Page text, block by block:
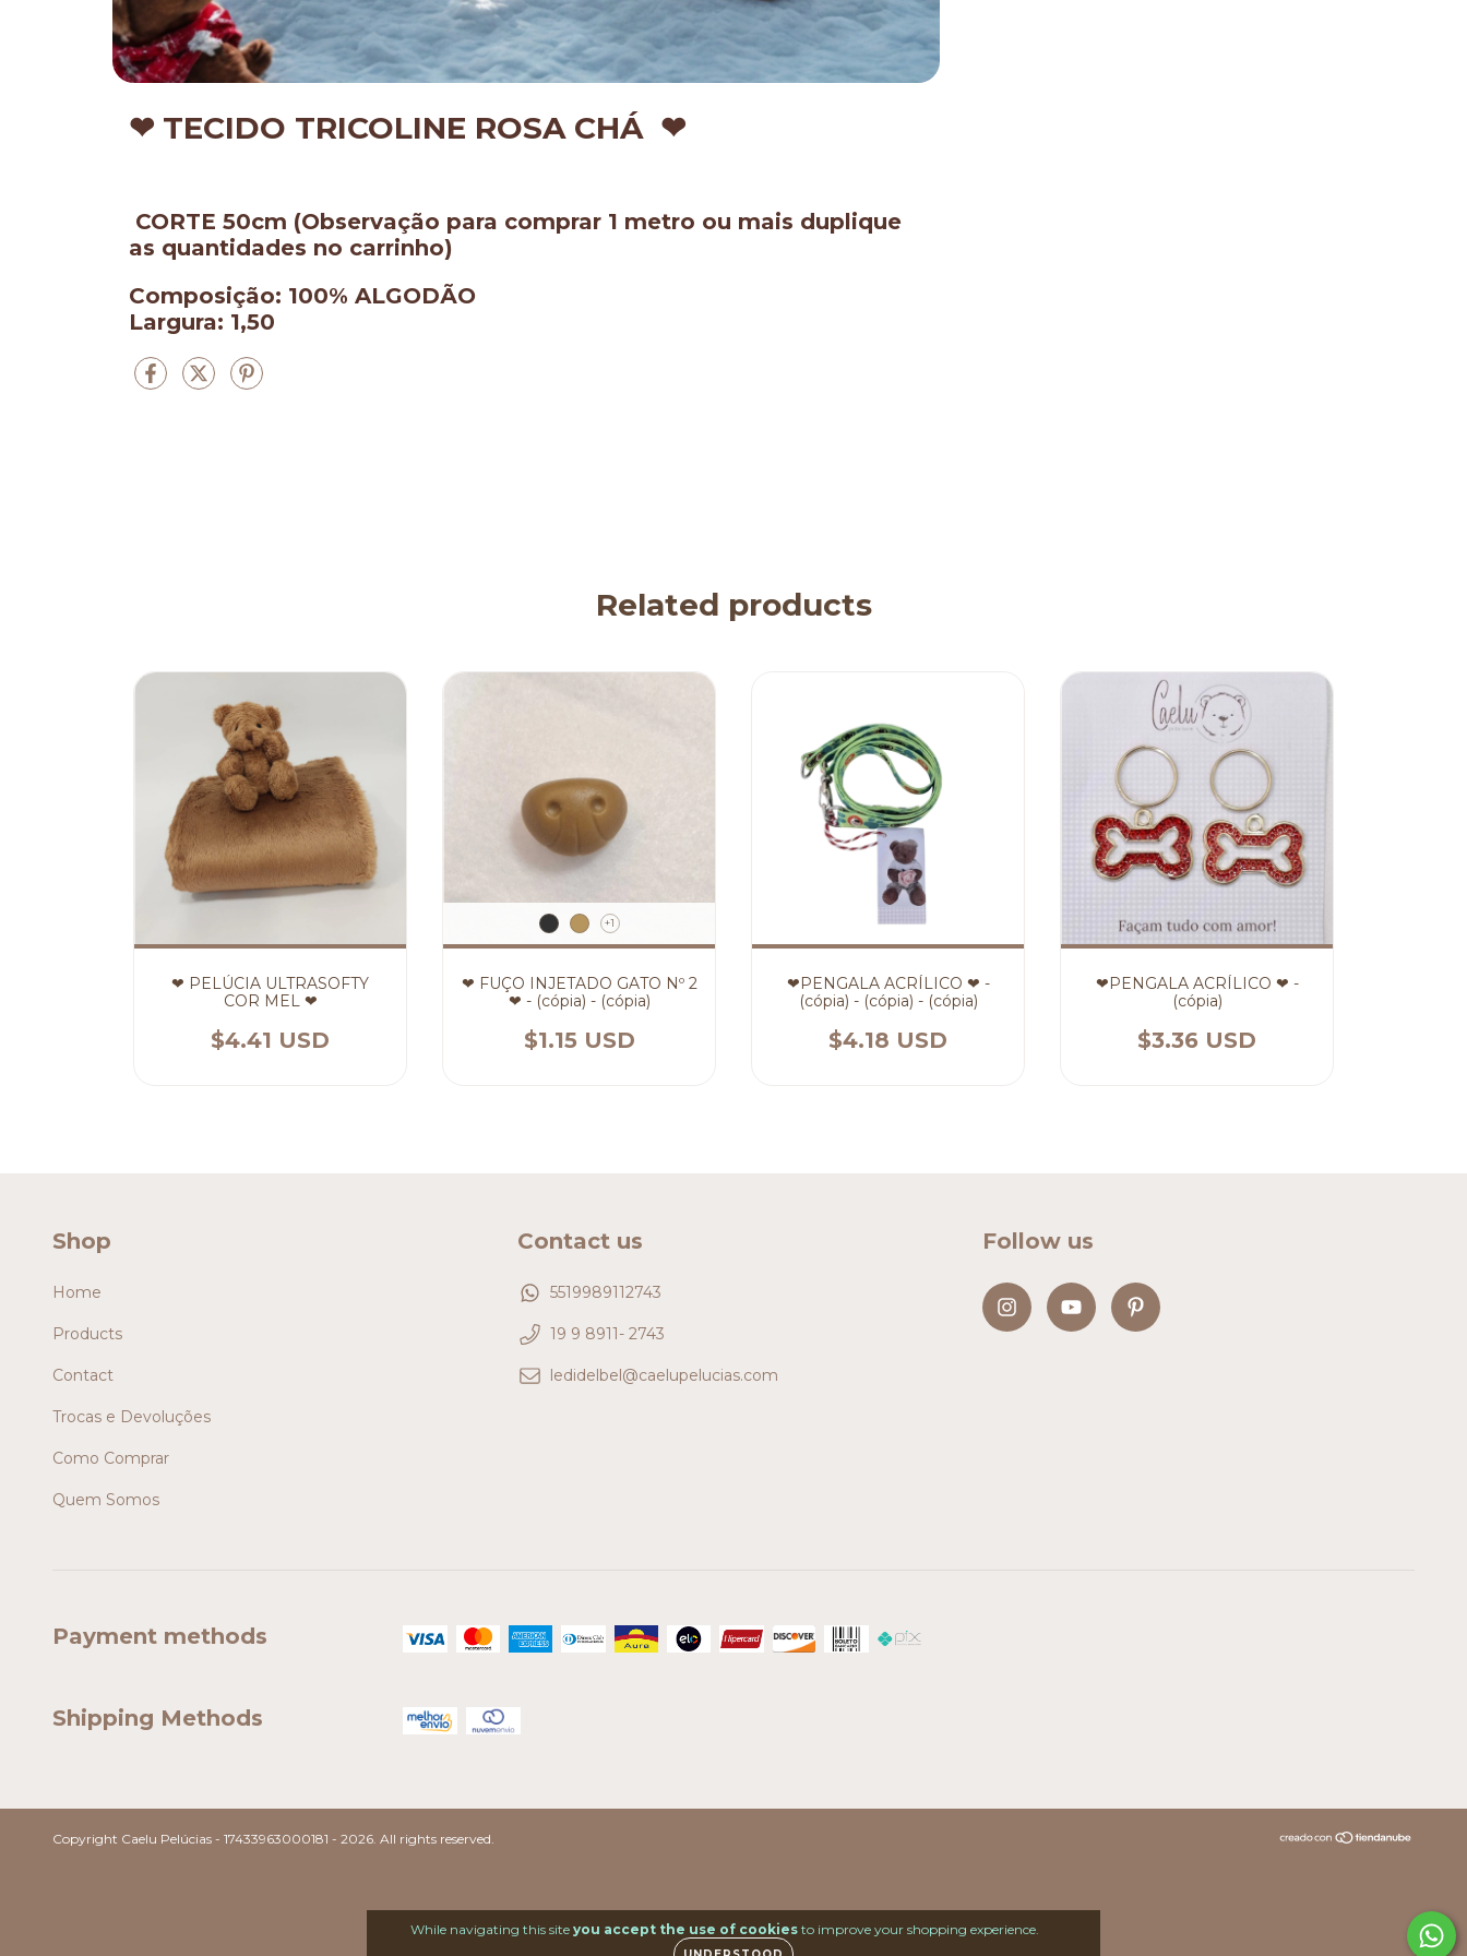
While navigating this site you accept the use of cookies to improve your shopping experience.
❤ TECIDO TRICOLINE ROSA CHÁ ❤
CORTE 50cm (Observação para comprar 1 metro ou mais duplique
as quantidades no carrinho)
Composição: 100% ALGODÃO
Largura: 1,50
Related products
❤ PELÚCIA ULTRASOFTY
COR MEL ❤
$4.41 USD
+1
❤ FUÇO INJETADO GATO Nº 2
❤ - (cópia) - (cópia)
$1.15 USD
❤PENGALA ACRÍLICO ❤ -
(cópia) - (cópia) - (cópia)
$4.18 USD
❤PENGALA ACRÍLICO ❤ -
(cópia)
$3.36 USD
Shop
Home
Products
Contact
Trocas e Devoluções
Como Comprar
Quem Somos
Contact us
5519989112743
19 9 8911- 2743
ledidelbel@caelupelucias.com
Follow us
Payment methods
Shipping Methods
Copyright Caelu Pelúcias - 17433963000181 - 2026. All rights reserved.